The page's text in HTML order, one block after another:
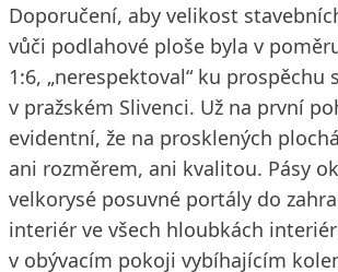
Doporučení, aby velikost
vůči podlahové ploše byla v
1:6, „nerespektoval“ ku prospěchu
v pražském Slivenci. Už na první
evidentní, že na prosklených
ani rozměrem, ani kvalitou. Pásy
velkorysé posuvné portály do
interiér ve všech hloubkách
v obývacím pokoji vybíhajícím